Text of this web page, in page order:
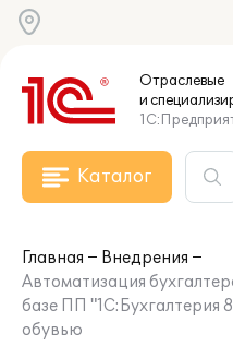
Отраслевые
и
Каталог
Главная
Внедрения
Автоматизация
базе ПП "1С:Бухгалтерия
обувью